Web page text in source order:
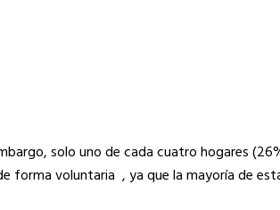
solo uno de cada cuatro hogares
forma voluntaria , ya que la mayoría de